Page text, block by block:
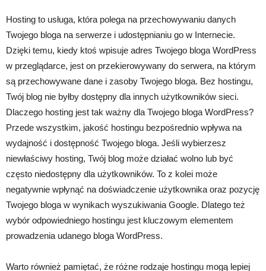
Hosting to usługa, która polega na przechowywaniu danych
Twojego bloga na serwerze i udostępnianiu go w Internecie.
Dzięki temu, kiedy ktoś wpisuje adres Twojego bloga WordPress
w przeglądarce, jest on przekierowywany do serwera, na którym
są przechowywane dane i zasoby Twojego bloga. Bez hostingu,
Twój blog nie byłby dostępny dla innych użytkowników sieci.
Dlaczego hosting jest tak ważny dla Twojego bloga WordPress?
Przede wszystkim, jakość hostingu bezpośrednio wpływa na
wydajność i dostępność Twojego bloga. Jeśli wybierzesz
niewłaściwy hosting, Twój blog może działać wolno lub być
często niedostępny dla użytkowników. To z kolei może
negatywnie wpłynąć na doświadczenie użytkownika oraz pozycję
Twojego bloga w wynikach wyszukiwania Google. Dlatego też
wybór odpowiedniego hostingu jest kluczowym elementem
prowadzenia udanego bloga WordPress.
Warto również pamiętać, że różne rodzaje hostingu mogą lepiej